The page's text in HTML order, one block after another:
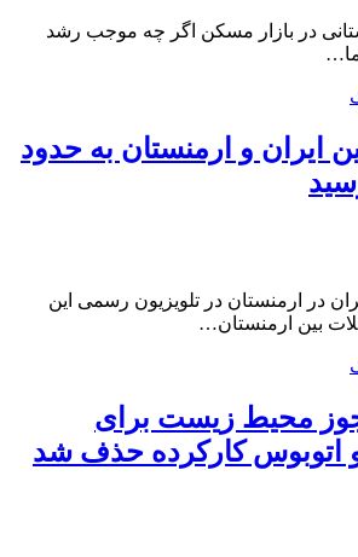
در بازار مسکن اگر چه موجب رشد
ایران و ارمنستان به حدود
در ارمنستان در تلویزیون رسمی این
بین ارمنستان…
محیط زیست برای
اتوبوس کارکرده حذف شد